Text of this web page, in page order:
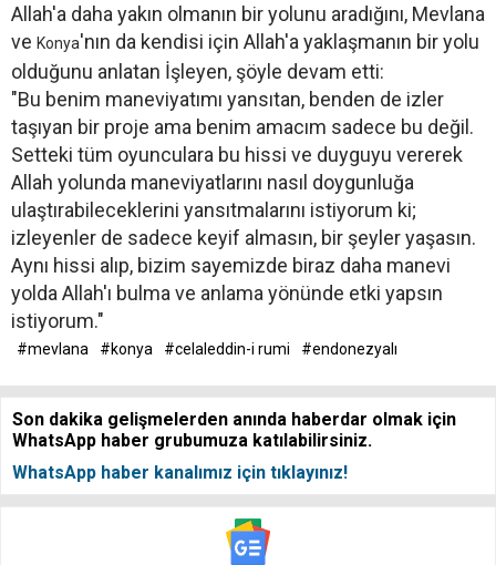
Allah'a daha yakın olmanın bir yolunu aradığını, Mevlana
ve Konya'nın da kendisi için Allah'a yaklaşmanın bir yolu
olduğunu anlatan İşleyen, şöyle devam etti:
"Bu benim maneviyatımı yansıtan, benden de izler
taşıyan bir proje ama benim amacım sadece bu değil.
Setteki tüm oyunculara bu hissi ve duyguyu vererek
Allah yolunda maneviyatlarını nasıl doygunluğa
ulaştırabileceklerini yansıtmalarını istiyorum ki;
izleyenler de sadece keyif almasın, bir şeyler yaşasın.
Aynı hissi alıp, bizim sayemizde biraz daha manevi
yolda Allah'ı bulma ve anlama yönünde etki yapsın
istiyorum."
#mevlana #konya #celaleddin-i rumi #endonezyalı
Son dakika gelişmelerden anında haberdar olmak için
WhatsApp haber grubumuza katılabilirsiniz.
WhatsApp haber kanalımız için tıklayınız!